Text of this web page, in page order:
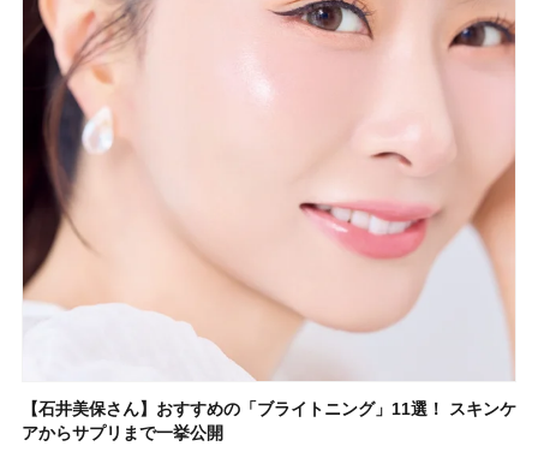
【石井美保さん】おすすめの「ブライトニング」11選！ スキンケ
アからサプリまで一挙公開